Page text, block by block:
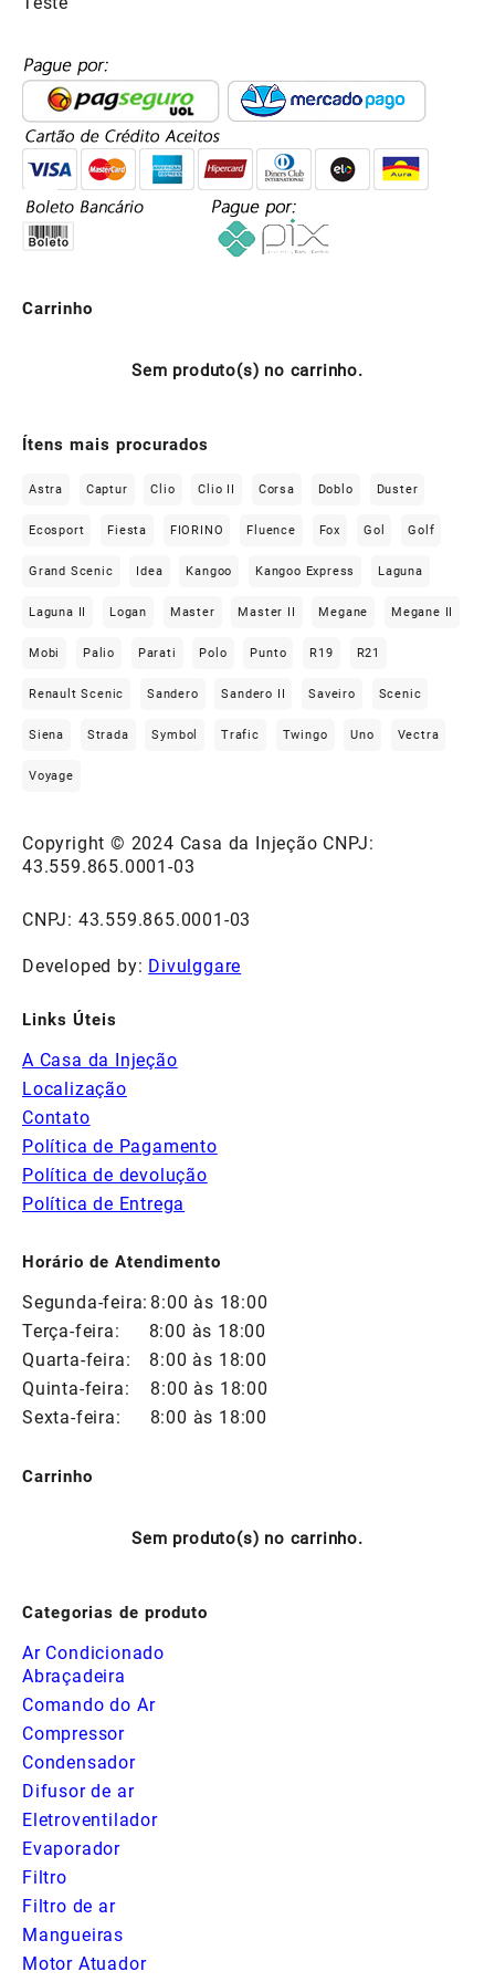
Carrinho
Sem produto(s) no carrinho.
Ítens mais procurados
Astra Captur Clio Clio II Corsa Doblo Duster
Ecosport Fiesta FIORINO Fluence Fox Gol Golf
Grand Scenic Idea Kangoo Kangoo Express Laguna
Laguna II Logan Master Master II Megane Megane II
Mobi Palio Parati Polo Punto R19 R21
Renault Scenic Sandero Sandero II Saveiro Scenic
Siena Strada Symbol Trafic Twingo Uno Vectra
Voyage
Copyright © 2024 Casa da Injeção CNPJ:
43.559.865.0001-03
CNPJ: 43.559.865.0001-03
Developed by: Divulggare
Links Úteis
A Casa da Injeção
Localização
Contato
Política de Pagamento
Política de devolução
Política de Entrega
Horário de Atendimento
Segunda-feira: 8:00 às 18:00
Terça-feira:
8:00 às 18:00
Quarta-feira:
8:00 às 18:00
Quinta-feira:
8:00 às 18:00
Sexta-feira:
8:00 às 18:00
Carrinho
Sem produto(s) no carrinho.
Categorias de produto
Ar Condicionado
Abraçadeira
Comando do Ar
Compressor
Condensador
Difusor de ar
Eletroventilador
Evaporador
Filtro
Filtro de ar
Mangueiras
Motor Atuador